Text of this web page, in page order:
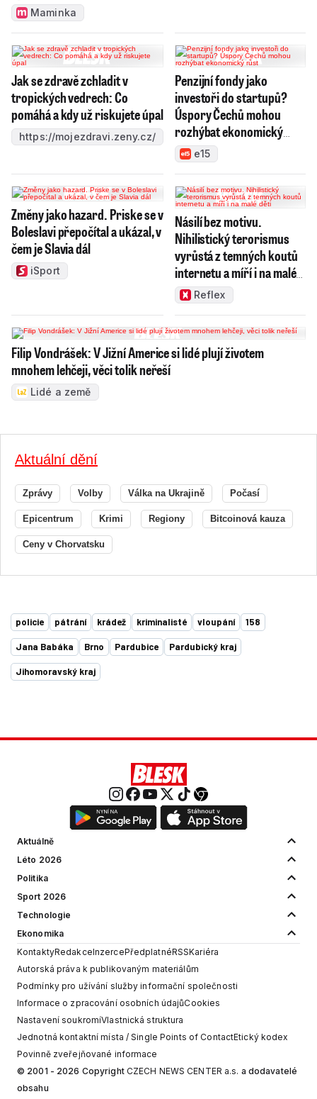
Maminka
Jak se zdravě zchladit v
tropických vedrech: Co
pomáhá a kdy už riskujete úpal
https://mojezdravi.zeny.cz/
Penzijní fondy jako
investoři do startupů?
Úspory Čechů mohou
rozhýbat ekonomický
růste15
Změny jako hazard. Priske se v
Boleslavi přepočítal a ukázal, v
čem je Slavia dál
iSport
Násilí bez motivu.
Nihilistický terorismus
vyrůstá z temných koutů
internetu a míří i na malé
dětiReflex
Filip Vondrášek: V Jižní Americe si lidé plují životem
mnohem lehčeji, věci tolik neřeší
Lidé a země
Aktuální dění
Zprávy Volby Válka na Ukrajině Počasí
Epicentrum Krimi Regiony Bitcoinová kauza
Ceny v Chorvatsku
policie pátrání krádež kriminalisté vloupání 158
Jana Babáka Brno Pardubice Pardubický kraj
Jihomoravský kraj
Aktuálně
Léto 2026
Politika
Sport 2026
Technologie
Ekonomika
KontaktyRedakceInzercePředplatnéRSSKariéra
Autorská práva k publikovaným materiálům
Podmínky pro užívání služby informační společnosti
Informace o zpracování osobních údajůCookies
Nastavení soukromíVlastnická struktura
Jednotná kontaktní místa / Single Points of ContactEtický kodex
Povinně zveřejňované informace
© 2001 - 2026 Copyright CZECH NEWS CENTER a.s. a dodavatelé
obsahu